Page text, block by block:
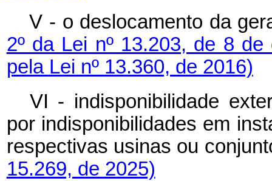
V - o deslocamento da
2º da Lei nº 13.203, de 8
pela Lei nº 13.360, de 2016)
VI - indisponibilidade
por indisponibilidades em
respectivas usinas ou
15.269, de 2025)